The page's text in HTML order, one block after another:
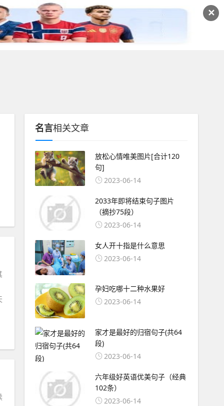
✕
赏 经典句子 作文大全
名言相关文章
放松心情唯美图片[合计120
句]
2023-06-14
2033年即将结束句子图片
（摘抄75段）
2023-06-14
女人开十指是什么意思
2023-06-14
孕妇吃哪十二种水果好
2023-06-14
家才是最好的归宿句子(共64
段)
2023-06-14
六年级好英语优美句子（经典
102条）
2023-06-14